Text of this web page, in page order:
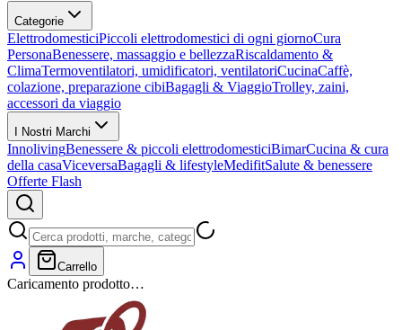
Categorie
ElettrodomesticiPiccoli elettrodomestici di ogni giornoCura
PersonaBenessere, massaggio e bellezzaRiscaldamento &
ClimaTermoventilatori, umidificatori, ventilatoriCucinaCaffè,
colazione, preparazione cibiBagagli & ViaggioTrolley, zaini,
accessori da viaggio
I Nostri Marchi
InnolivingBenessere & piccoli elettrodomesticiBimarCucina & cura
della casaViceversaBagagli & lifestyleMedifitSalute & benessere
Offerte Flash
Carrello
Caricamento prodotto…